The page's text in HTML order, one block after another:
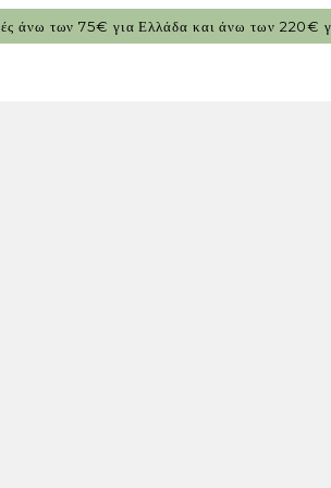
άνω των 75€ για Ελλάδα και άνω των